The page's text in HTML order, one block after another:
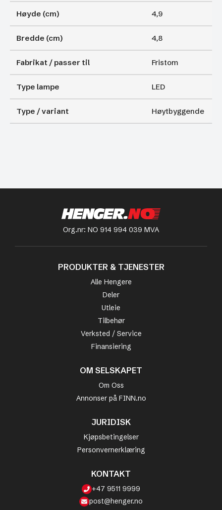
Høyde (cm) 4,9
Bredde (cm) 4,8
Fabrikat / passer til Fristom
Type lampe LED
Type / variant Høytbyggende
Org.nr: NO 914 994 039 MVA
PRODUKTER & TJENESTER
Alle Hengere
Deler
Utleie
Tilbehør
Verksted / Service
Finansiering
OM SELSKAPET
Om Oss
Annonser på FINN.no
JURIDISK
Kjøpsbetingelser
Personvernerklæring
KONTAKT
+47 9511 9999
post@henger.no